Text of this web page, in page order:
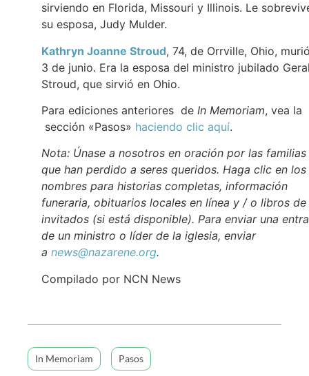
sirviendo en Florida, Missouri y Illinois. Le
su esposa, Judy Mulder.
Kathryn Joanne Stroud, 74, de Orrville, Ohio,
3 de junio. Era la esposa del ministro jubilado
Stroud, que sirvió en Ohio.
Para ediciones anteriores de In Memoriam, vea la
sección «Pasos» haciendo clic aquí.
Nota: Únase a nosotros en oración por las familias
que han perdido a seres queridos. Haga clic en los
nombres para historias completas, información
funeraria, obituarios locales en línea y / o libros de
invitados (si está disponible). Para enviar una
de un ministro o líder de la iglesia, enviar
a news@nazarene.org.
Compilado por NCN News
In Memoriam Pasos